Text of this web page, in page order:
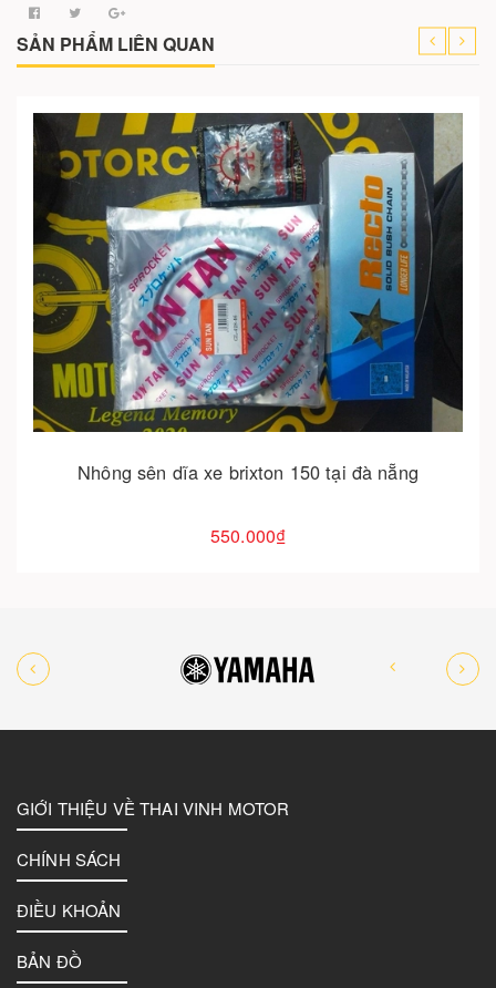
SẢN PHẨM LIÊN QUAN
Nhông sên dĩa xe brixton 150 tại đà nẵng
550.000₫
Cho vào giỏ hàng
GIỚI THIỆU VỀ THAI VINH MOTOR
CHÍNH SÁCH
ĐIỀU KHOẢN
BẢN ĐỒ